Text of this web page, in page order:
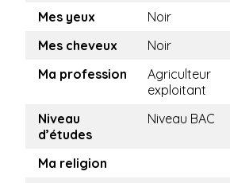
Mes yeux
Noir
Mes cheveux
Noir
Ma profession
Agriculteur
exploitant
Niveau
d’études
Niveau BAC
Ma religion